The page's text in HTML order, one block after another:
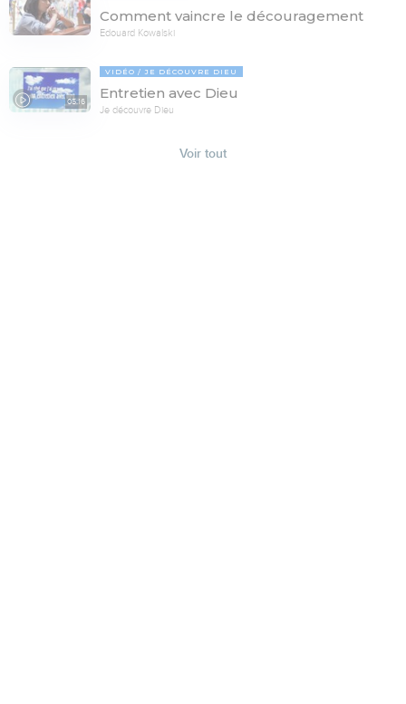
Comment vaincre le découragement
Edouard Kowalski
05:16
VIDÉO JE DÉCOUVRE DIEU
Entretien avec Dieu
Je découvre Dieu
Voir tout